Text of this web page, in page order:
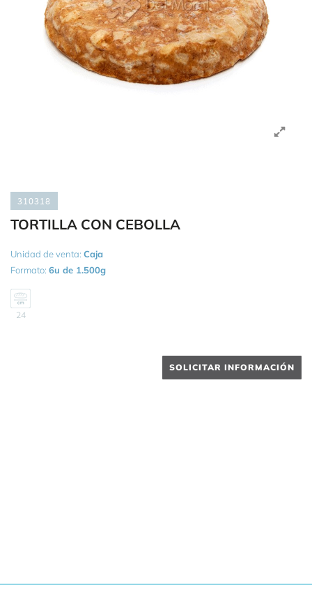
310318
TORTILLA CON CEBOLLA
Unidad de venta: Caja
Formato: 6u de 1.500g
24
SOLICITAR INFORMACIÓN